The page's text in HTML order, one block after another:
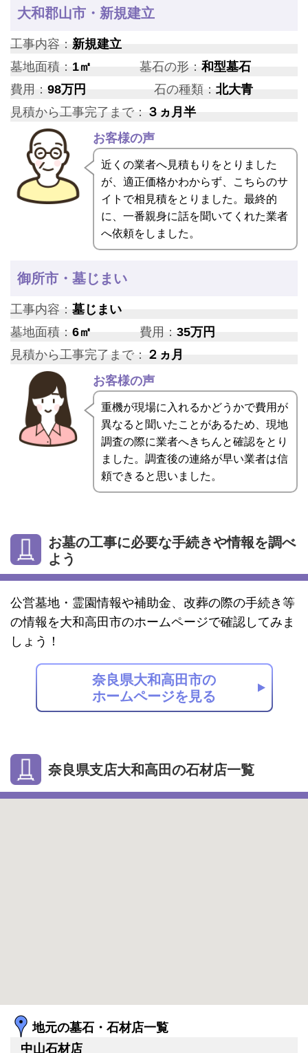
大和郡山市・新規建立
工事内容： 新規建立
墓地面積： 1㎡ 墓石の形：和型墓石
費用： 98万円 石の種類： 北大青
見積から工事完了まで： ３ヵ月半
お客様の声
近くの業者へ見積もりをとりました
が、適正価格かわからず、こちらのサ
イトで相見積をとりました。最終的
に、一番親身に話を聞いてくれた業者
へ依頼をしました。
御所市・墓じまい
工事内容： 墓じまい
墓地面積： 6㎡ 費用：35万円
見積から工事完了まで： ２ヵ月
お客様の声
重機が現場に入れるかどうかで費用が
異なると聞いたことがあるため、現地
調査の際に業者へきちんと確認をとり
ました。調査後の連絡が早い業者は信
頼できると思いました。
お墓の工事に必要な手続きや情報を調べ
よう
公営墓地・霊園情報や補助金、改葬の際の手続き等
の情報を大和高田市のホームページで確認してみま
しょう！
奈良県大和高田市の
ホームページを見る
奈良県支店大和高田の石材店一覧
地元の墓石・石材店一覧
中山石材店